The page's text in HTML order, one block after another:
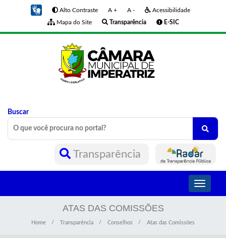
Alto Contraste A + A -
Acessibilidade
Mapa do Site
Transparência E-SIC
Buscar
Transparência
Toggle
ATAS DAS COMISSÕES
Home Transparência Conselhos Atas das Comissões